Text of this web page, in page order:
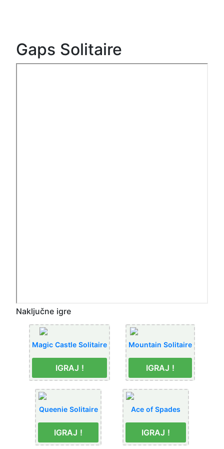
Gaps Solitaire
Naključne igre
Magic Castle Solitaire
IGRAJ !
Mountain Solitaire
IGRAJ !
Queenie Solitaire
IGRAJ !
Ace of Spades
IGRAJ !